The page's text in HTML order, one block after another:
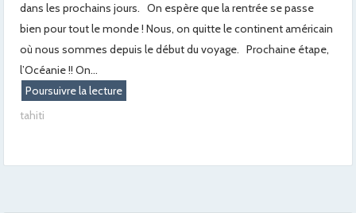
dans les prochains jours. On espère que la rentrée se passe
bien pour tout le monde ! Nous, on quitte le continent américain
où nous sommes depuis le début du voyage. Prochaine étape,
l’Océanie !! On...
Poursuivre la lecture
tahiti